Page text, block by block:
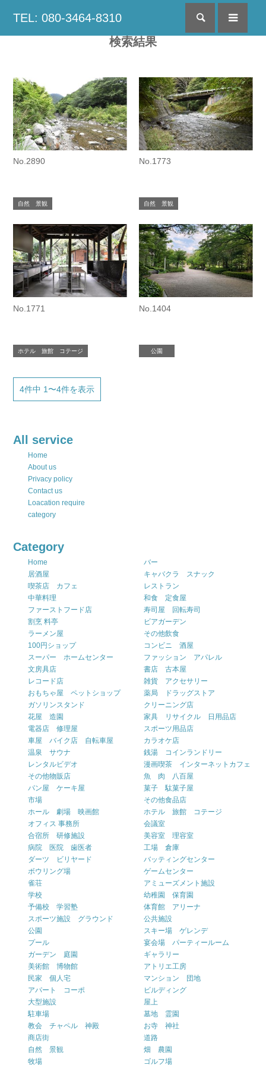
TEL: 080-3464-8310 検索
検索結果
No.2890
自然 景観
No.1773
自然 景観
No.1771
ホテル 旅館 コテージ
No.1404
公園
4件中 1〜4件を表示
All service
Home
About us
Privacy policy
Contact us
Loacation require
category
Category
Home
バー
居酒屋
キャバクラ スナック
喫茶店 カフェ
レストラン
中華料理
和食 定食屋
ファーストフード店
寿司屋 回転寿司
割烹 料亭
ビアガーデン
ラーメン屋
その他飲食
100円ショップ
コンビニ 酒屋
スーパー ホームセンター
ファッション アパレル
文房具店
書店 古本屋
レコード店
雑貨 アクセサリー
おもちゃ屋 ペットショップ
薬局 ドラッグストア
ガソリンスタンド
クリーニング店
花屋 造園
家具 リサイクル 日用品店
電器店 修理屋
スポーツ用品店
車屋 バイク店 自転車屋
カラオケ店
温泉 サウナ
銭湯 コインランドリー
レンタルビデオ
漫画喫茶 インターネットカフェ
その他物販店
魚 肉 八百屋
パン屋 ケーキ屋
菓子 駄菓子屋
市場
その他食品店
ホール 劇場 映画館
ホテル 旅館 コテージ
オフィス 事務所
会議室
合宿所 研修施設
美容室 理容室
病院 医院 歯医者
工場 倉庫
ダーツ ビリヤード
バッティングセンター
ボウリング場
ゲームセンター
雀荘
アミューズメント施設
学校
幼稚園 保育園
予備校 学習塾
体育館 アリーナ
スポーツ施設 グラウンド
公共施設
公園
スキー場 ゲレンデ
プール
宴会場 パーティールーム
ガーデン 庭園
ギャラリー
美術館 博物館
アトリエ工房
民家 個人宅
マンション 団地
アパート コーポ
ビルディング
大型施設
屋上
駐車場
墓地 霊園
教会 チャペル 神殿
お寺 神社
商店街
道路
自然 景観
畑 農園
牧場
ゴルフ場